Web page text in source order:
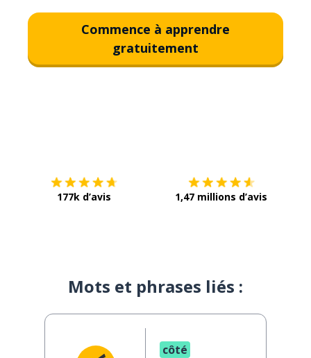
Commence à apprendre
gratuitement
177k d’avis 1,47 millions d’avis
Mots et phrases liés :
côté